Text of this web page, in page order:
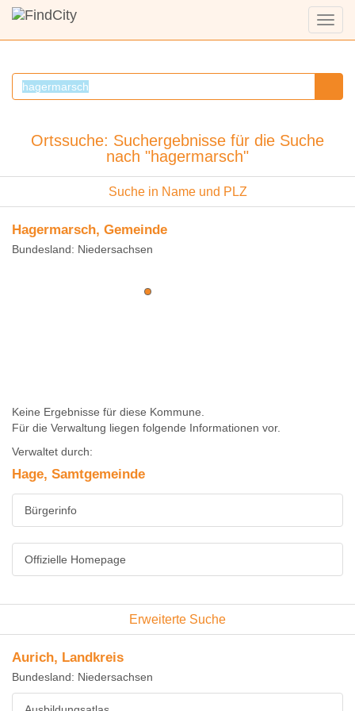
Menü
Ortssuche: Suchergebnisse für die Suche
nach "hagermarsch"
Suche in Name und PLZ
Hagermarsch, Gemeinde
Bundesland: Niedersachsen
Keine Ergebnisse für diese Kommune.
Für die Verwaltung liegen folgende Informationen vor.
Verwaltet durch:
Hage, Samtgemeinde
Bürgerinfo
Offizielle Homepage
Erweiterte Suche
Aurich, Landkreis
Bundesland: Niedersachsen